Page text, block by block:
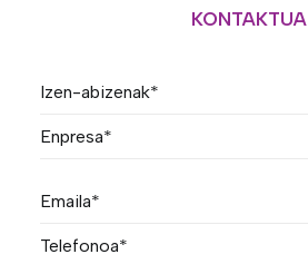
KONTAKTUA